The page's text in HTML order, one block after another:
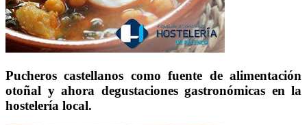
Pucheros castellanos como fuente de alimentación
otoñal y ahora degustaciones gastronómicas en la
hostelería local.